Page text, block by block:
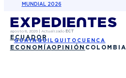
MUNDIAL 2026
agosto 8, 2026| Actualizado ECT
ECUADOR
GUAYAQUIL QUITO CUENCA
ECONOMÍAOPINIÓN COLOMBIA